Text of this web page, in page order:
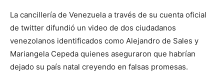
La cancillería de Venezuela a través de su cuenta oficial
de twitter difundió un video de dos ciudadanos
venezolanos identificados como Alejandro de Sales y
Mariangela Cepeda quienes aseguraron que habrían
dejado su país natal creyendo en falsas promesas.